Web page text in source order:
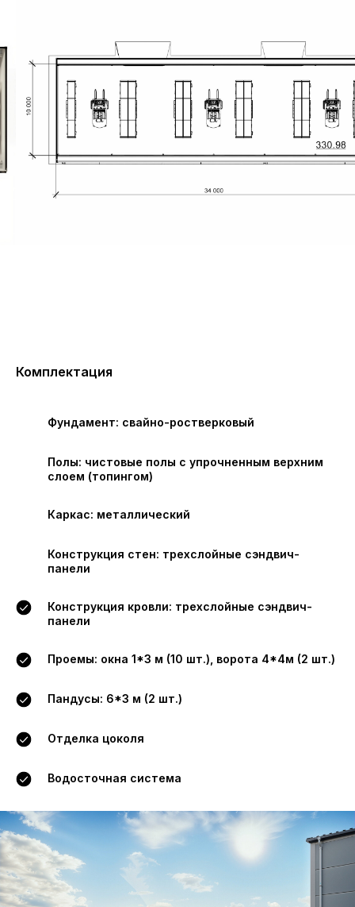
Комплектация
Фундамент: свайно-ростверковый
Полы: чистовые полы с упрочненным верхним
слоем (топингом)
Каркас: металлический
Конструкция стен: трехслойные сэндвич-
панели
Конструкция кровли: трехслойные сэндвич-
панели
Проемы: окна 1*3 м (10 шт.), ворота 4*4м (2 шт.)
Пандусы: 6*3 м (2 шт.)
Отделка цоколя
Водосточная система